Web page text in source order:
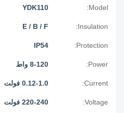
Model:
YDK110
Insulation:
E / B / F
Protection:
Power: 8-120 واط
Current: 0.12-1.0 فولت
Voltage: 220-240 فولت